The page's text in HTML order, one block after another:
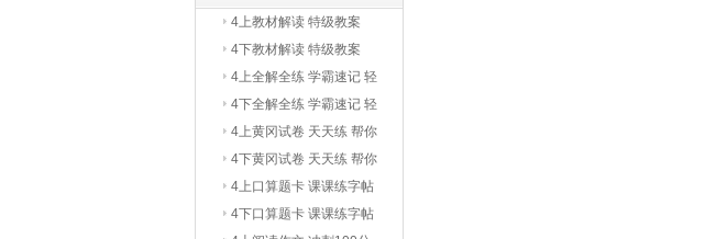
4上教材解读 特级教案
4下教材解读 特级教案
4上全解全练 学霸速记 轻
巧夺冠
4下全解全练 学霸速记 轻
巧夺冠
4上黄冈试卷 天天练 帮你
学4下黄冈试卷 天天练 帮你
学4上口算题卡 课课练字帖
写字教材
4下口算题卡 课课练字帖